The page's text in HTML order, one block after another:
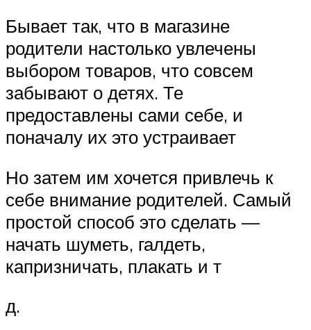
Бывает так, что в магазине
родители настолько увлечены
выбором товаров, что совсем
забывают о детях. Те
предоставлены сами себе, и
поначалу их это устраивает
Но затем им хочется привлечь к
себе внимание родителей. Самый
простой способ это сделать —
начать шуметь, галдеть,
капризничать, плакать и т
д.